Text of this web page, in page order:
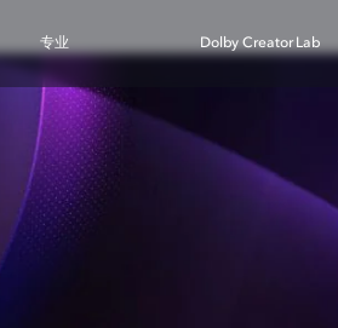
专业 Dolby Creator Lab